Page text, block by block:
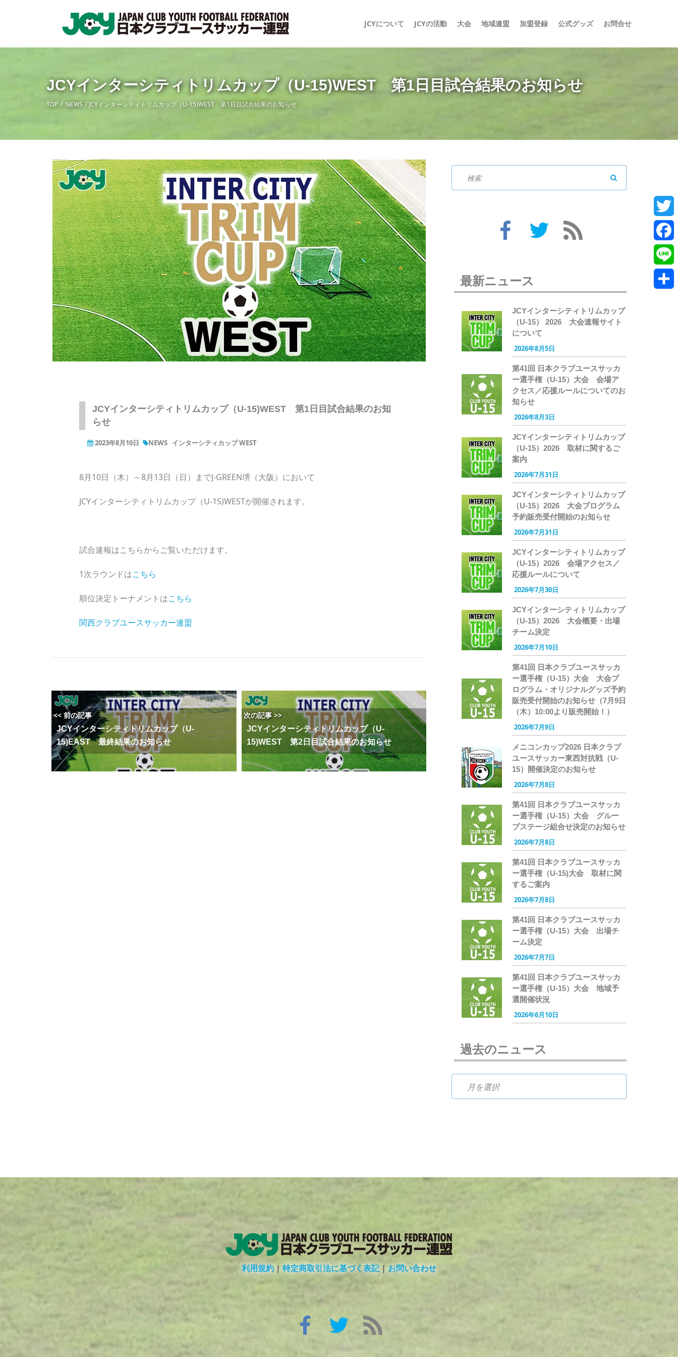
JCYについて JCYの活動 大会 地域連盟 加盟登録 公式グッズ お問合せ
JCYインターシティトリムカップ（U-15)WEST 第1日目試合結果のお知らせ
TOP NEWS JCYインターシティトリムカップ（U-15)WEST 第1日目試合結果のお知らせ
JCYインターシティトリムカップ（U-15)WEST 第1日目試合結果のお知
らせ
2023年8月10日 NEWS インターシティカップ WEST
8月10日（木）～8月13日（日）までJ-GREEN堺（大阪）において
JCYインターシティトリムカップ（U-15)WESTが開催されます。
試合速報はこちらからご覧いただけます。
1次ラウンドはこちら
順位決定トーナメントはこちら
関西クラブユースサッカー連盟
<< 前の記事
JCYインターシティトリムカップ（U-
15)EAST 最終結果のお知らせ
次の記事 >>
JCYインターシティトリムカップ（U-
15)WEST 第2日目試合結果のお知らせ
最新ニュース
JCYインターシティトリムカップ
（U-15） 2026 大会速報サイト
について
2026年8月5日
第41回 日本クラブユースサッカ
ー選手権（U-15）大会 会場ア
クセス／応援ルールについてのお
知らせ
2026年8月3日
JCYインターシティトリムカップ
（U-15）2026 取材に関するご
案内
2026年7月31日
JCYインターシティトリムカップ
（U-15）2026 大会プログラム
予約販売受付開始のお知らせ
2026年7月31日
JCYインターシティトリムカップ
（U-15）2026 会場アクセス／
応援ルールについて
2026年7月30日
JCYインターシティトリムカップ
（U-15）2026 大会概要・出場
チーム決定
2026年7月10日
第41回 日本クラブユースサッカ
ー選手権（U-15）大会 大会プ
ログラム・オリジナルグッズ予約
販売受付開始のお知らせ（7月9日
（木）10:00より販売開始！）
2026年7月9日
メニコンカップ2026 日本クラブ
ユースサッカー東西対抗戦（U-
15）開催決定のお知らせ
2026年7月8日
第41回 日本クラブユースサッカ
ー選手権（U-15）大会 グルー
プステージ組合せ決定のお知らせ
2026年7月8日
第41回 日本クラブユースサッカ
ー選手権（U-15)大会 取材に関
するご案内
2026年7月8日
第41回 日本クラブユースサッカ
ー選手権（U-15）大会 出場チ
ーム決定
2026年7月7日
第41回 日本クラブユースサッカ
ー選手権（U-15）大会 地域予
選開催状況
2026年6月10日
過去のニュース
利用規約 | 特定商取引法に基づく表記|お問い合わせ
Line